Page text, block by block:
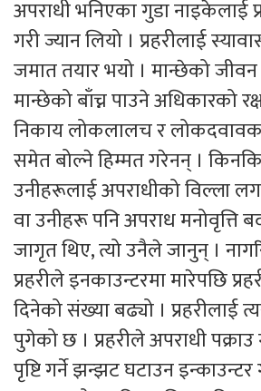
अपराधी भनिएका गुडा नाइकेलाई
गरी ज्यान लियो । प्रहरीलाई
जमात तयार भयो । मान्छेको
मान्छेको बाँच्न पाउने अधिकारको
निकाय लोकलालच र
समेत बोल्ने हिम्मत गरेनन् ।
उनीहरूलाई अपराधीको विल्ला
वा उनीहरू पनि अपराध मनोवृत्ति
जागृत थिए, त्यो उनैले जानुन् ।
प्रहरीले इनकाउन्टरमा मारेपछि
दिनेको संख्या बढ्यो ।
पुगेको छ । प्रहरीले अपराधी
पृष्टि गर्ने झन्झट घटाउन